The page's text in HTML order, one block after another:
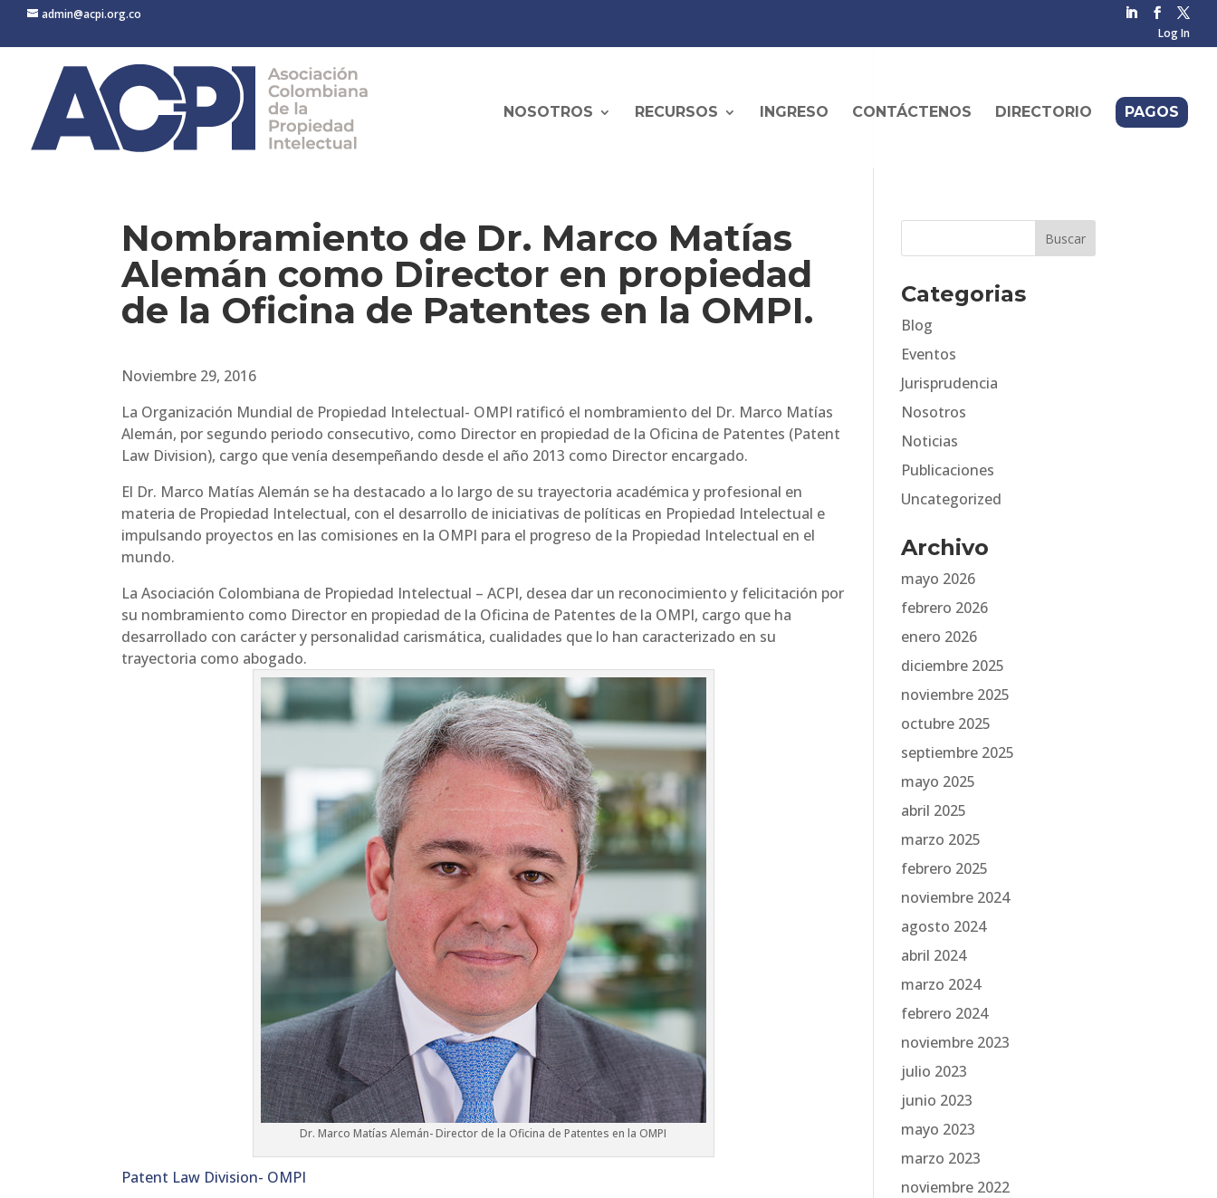
admin@acpi.org.co
Log In
NOSOTROS RECURSOS INGRESO CONTÁCTENOS DIRECTORIO PAGOS
Nombramiento de Dr. Marco Matías
Alemán como Director en propiedad
de la Oficina de Patentes en la OMPI.
Noviembre 29, 2016
La Organización Mundial de Propiedad Intelectual- OMPI ratificó el nombramiento del Dr. Marco Matías
Alemán, por segundo periodo consecutivo, como Director en propiedad de la Oficina de Patentes (Patent
Law Division), cargo que venía desempeñando desde el año 2013 como Director encargado.
El Dr. Marco Matías Alemán se ha destacado a lo largo de su trayectoria académica y profesional en
materia de Propiedad Intelectual, con el desarrollo de iniciativas de políticas en Propiedad Intelectual e
impulsando proyectos en las comisiones en la OMPI para el progreso de la Propiedad Intelectual en el
mundo.
La Asociación Colombiana de Propiedad Intelectual – ACPI, desea dar un reconocimiento y felicitación por
su nombramiento como Director en propiedad de la Oficina de Patentes de la OMPI, cargo que ha
desarrollado con carácter y personalidad carismática, cualidades que lo han caracterizado en su
trayectoria como abogado.
Dr. Marco Matías Alemán- Director de la Oficina de Patentes en la OMPI
Patent Law Division- OMPI
Categorias
Blog
Eventos
Jurisprudencia
Nosotros
Noticias
Publicaciones
Uncategorized
Archivo
mayo 2026
febrero 2026
enero 2026
diciembre 2025
noviembre 2025
octubre 2025
septiembre 2025
mayo 2025
abril 2025
marzo 2025
febrero 2025
noviembre 2024
agosto 2024
abril 2024
marzo 2024
febrero 2024
noviembre 2023
julio 2023
junio 2023
mayo 2023
marzo 2023
noviembre 2022